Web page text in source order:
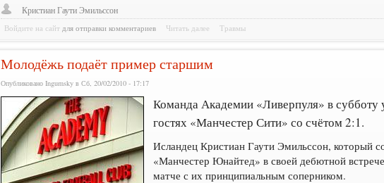
Кристиан Гаути Эмильссон
Войдите на сайт для отправки комментариев Читать далее Травмы
Молодёжь подаёт пример старшим
Опубликовано Ingumsky в Сб, 20/02/2010 - 17:17
Команда Академии «Ливерпуля» в субботу
гостях «Манчестер Сити» со счётом 2:1.
Исландец Кристиан Гаути Эмильссон, который
«Манчестер Юнайтед» в своей дебютной
матче с их принципиальным соперником.